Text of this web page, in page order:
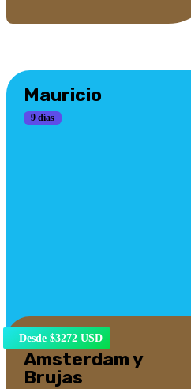
Mauricio
9 días
Desde $3272 USD
París,
Amsterdam y
Brujas